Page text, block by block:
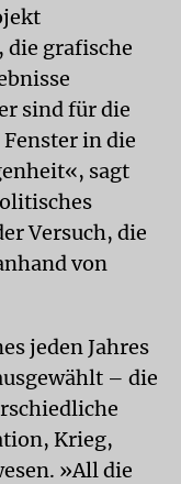
die grafische
sind für die
in die
sagt
Versuch, die
von
jeden Jahres
– die
Krieg,
»All die